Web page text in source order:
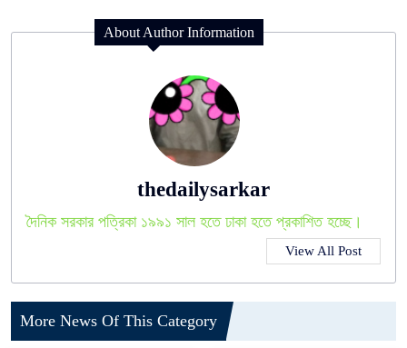
About Author Information
thedailysarkar
দৈনিক সরকার পত্রিকা ১৯৯১ সাল হতে ঢাকা হতে প্রকাশিত হচ্ছে।
View All Post
More News Of This Category